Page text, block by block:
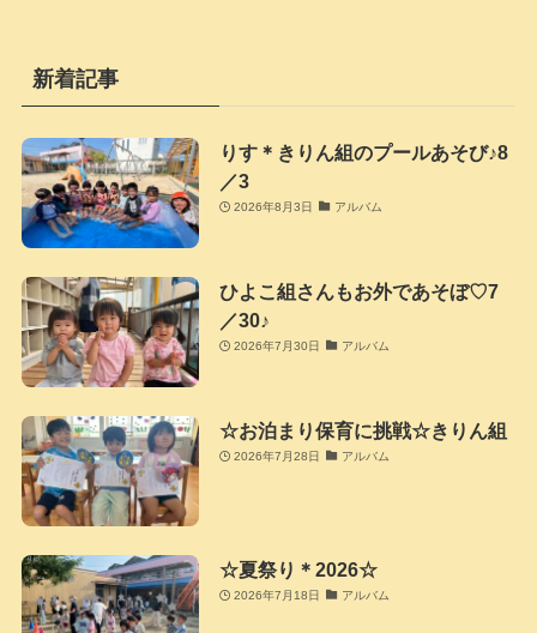
新着記事
りす＊きりん組のプールあそび♪8
／3
2026年8月3日 アルバム
ひよこ組さんもお外であそぼ♡7
／30♪
2026年7月30日 アルバム
☆お泊まり保育に挑戦☆きりん組
2026年7月28日 アルバム
☆夏祭り＊2026☆
2026年7月18日 アルバム